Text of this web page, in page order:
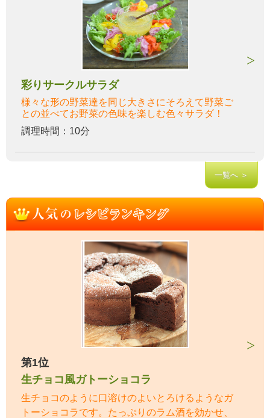
彩りサークルサラダ
様々な形の野菜達を同じ大きさにそろえて野菜ご
との並べてお野菜の色味を楽しむ色々サラダ！
調理時間：10分
一覧へ ＞
第1位
生チョコ風ガトーショコラ
生チョコのように口溶けのよいとろけるようなガ
トーショコラです。たっぷりのラム酒を効かせ、